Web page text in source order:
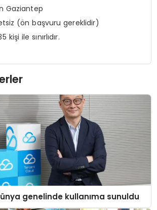
Gaziantep
(ön başvuru gereklidir)
kişi ile sınırlıdır.
genelinde kullanıma sunuldu